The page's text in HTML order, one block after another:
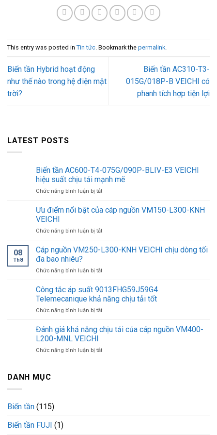
This entry was posted in Tin tức . Bookmark the permalink
Biến tần Hybrid hoạt động
như thế nào trong hệ điện mặt
trời?
Biến tần AC310-T3-
015G/018P-B VEICHI có
phanh tích hợp tiện lợi
LATEST POSTS
Biến tần AC600-T4-075G/090P-BLIV-E3 VEICHI
hiệu suất chịu tải mạnh mẽ
Chức năng bình luận bị tắtở
tần
AC600-
075G/090P-
E3
suất
tải
mạnh
Ưu điểm nổi bật của cáp nguồn VM150-L300-KNH
VEICHI
Chức năng bình luận bị tắtở
điểm
của
nguồn
VM150-
KNH
08
Th8
Cáp nguồn VM250-L300-KNH VEICHI chịu dòng tối
đa bao nhiêu?
Chức năng bình luận bị tắtở
nguồn
VM250-
L300-
KNH
chịu
đa
Công tắc áp suất 9013FHG59J59G4
Telemecanique khả năng chịu tải tốt
Chức năng bình luận bị tắtở
tắc
9013FHG59J59G4
Đánh giá khả năng chịu tải của cáp nguồn VM400-
L200-MNL VEICHI
Chức năng bình luận bị tắtở
DANH MỤC
Biến tần (115)
Biến tần FUJI (1)